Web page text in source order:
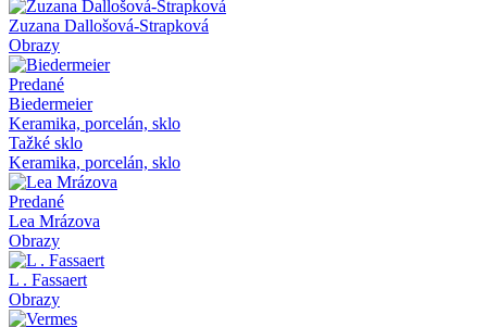
Zuzana Dallošová-Strapková
Obrazy
Predané
Biedermeier
Keramika, porcelán, sklo
Tažké sklo
Keramika, porcelán, sklo
Predané
Lea Mrázova
Obrazy
L . Fassaert
Obrazy